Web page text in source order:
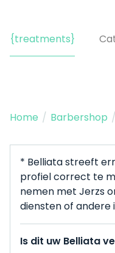
{treatments}
Home / Barbershop /
* Belliata streeft
profiel correct te
nemen met Jerzs
diensten of
Is dit uw Belliata